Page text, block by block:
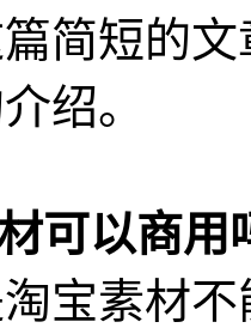
简短的
绍。
可以商用
宝素材